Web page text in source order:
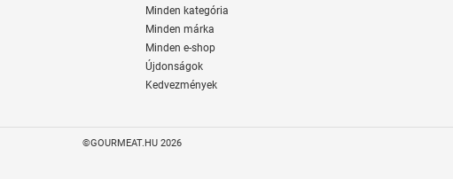
Minden kategória
Minden márka
Minden e-shop
Újdonságok
Kedvezmények
©GOURMEAT.HU 2026